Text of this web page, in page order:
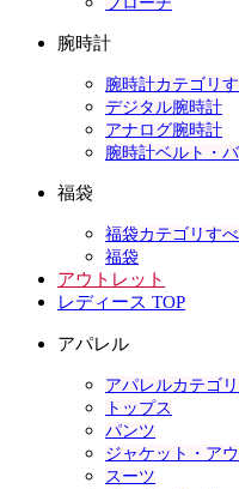
腕時計
腕時計カテゴリ
デジタル腕時計
アナログ腕時計
腕時計ベルト・
福袋
福袋カテゴリす
福袋
アウトレット
レディース TOP
アパレル
アパレルカテゴ
トップス
パンツ
ジャケット・ア
スーツ